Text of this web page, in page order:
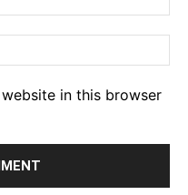
in this browser